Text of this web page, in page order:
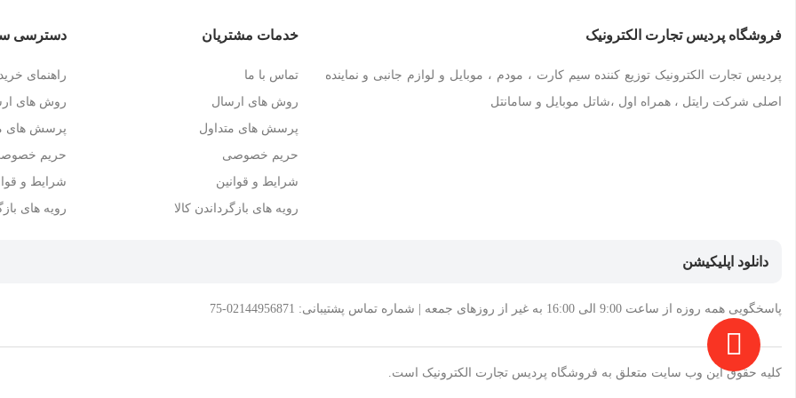
فروشگاه پردیس تجارت الکترونیک
پردیس تجارت الکترونیک توزیع کننده سیم کارت ، مودم ، موبایل و لوازم جانبی و نماینده
اصلی شرکت رایتل ، همراه اول ،شاتل موبایل و سامانتل
خدمات مشتریان
تماس با ما
روش های ارسال
پرسش های متداول
حریم خصوصی
شرایط و قوانین
رویه های بازگرداندن کالا
دسترسی
راهنمای
روش های
پرسش های
حریم
شرایط و
رویه های
دانلود اپلیکیشن
پاسخگویی همه روزه از ساعت 9:00 الی 16:00 به غیر از روزهای جمعه | شماره تماس پشتیبانی: 02144956871-75
کلیه حقوق این وب سایت متعلق به فروشگاه پردیس تجارت الکترونیک است.